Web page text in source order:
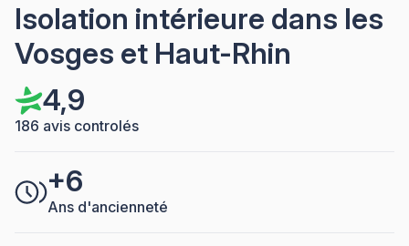
Isolation intérieure dans les
Vosges et Haut-Rhin
4,9
186 avis controlés
+6
Ans d'ancienneté